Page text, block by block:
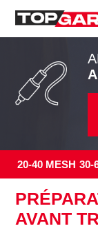
20-40 MESH 30-
AVANT